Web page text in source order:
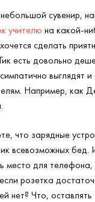
сувенир,
учителю на какой-
сделать
есть довольно
выглядят
Например, как
что зарядные
всевозможных бед.
место для телефона,
розетка
нет? Что,